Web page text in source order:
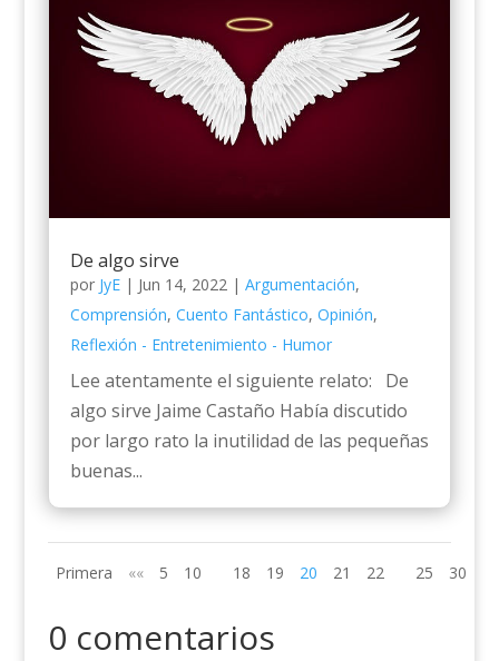
De algo sirve
por JyE| Jun 14, 2022 | Argumentación,
Comprensión, Cuento Fantástico, Opinión,
Reflexión - Entretenimiento - Humor
Lee atentamente el siguiente relato: De
algo sirve Jaime Castaño Había discutido
por largo rato la inutilidad de las pequeñas
buenas...
Primera «« 5 10 18 19 20 21 22 25 30
0 comentarios